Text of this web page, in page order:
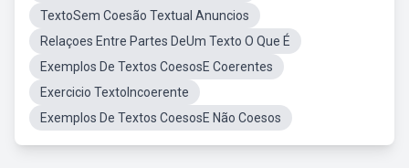
TextoSem Coesão Textual Anuncios
Relaçoes Entre Partes DeUm Texto O Que É
Exemplos De Textos CoesosE Coerentes
Exercicio TextoIncoerente
Exemplos De Textos CoesosE Não Coesos